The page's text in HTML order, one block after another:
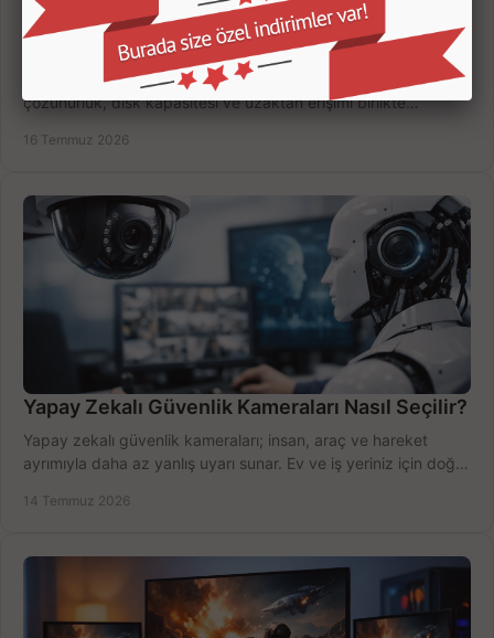
Kamera Kayıt Cihazı İncelemesi Nasıl Yapılır?
Kamera kayıt cihazı incelemesi yaparken kanal sayısı,
çözünürlük, disk kapasitesi ve uzaktan erişimi birlikte
16 Temmuz 2026
Yapay Zekalı Güvenlik Kameraları Nasıl Seçilir?
Yapay zekalı güvenlik kameraları; insan, araç ve hareket
ayrımıyla daha az yanlış uyarı sunar. Ev ve iş yeriniz için doğru
14 Temmuz 2026